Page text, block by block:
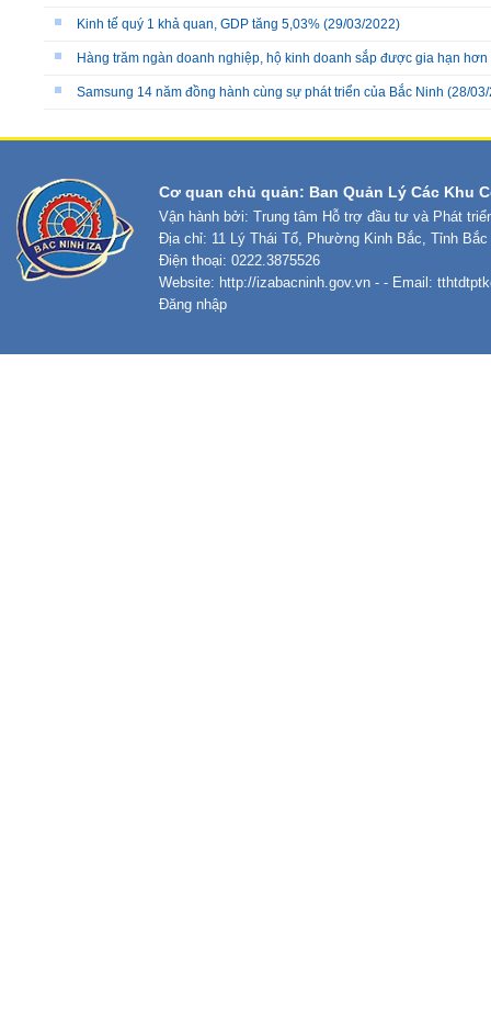
Kinh tế quý 1 khả quan, GDP tăng 5,03% (29/03/2022)
Hàng trăm ngàn doanh nghiệp, hộ kinh doanh sắp được gia hạn
Samsung 14 năm đồng hành cùng sự phát triển của Bắc Ninh (28/
Cơ quan chủ quản: Ban Quản Lý Các Khu
Vận hành bởi: Trung tâm Hỗ trợ đầu tư và Phát
Địa chỉ: 11 Lý Thái Tổ, Phường Kinh Bắc, Tỉnh Bắc
Điện thoại: 0222.3875526
Website: http://izabacninh.gov.vn - - Email:
Đăng nhập